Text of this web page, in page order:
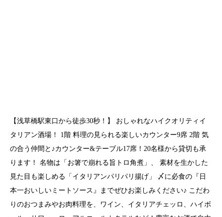
【浅草橋駅東口から徒歩30秒！】 おしゃれなハイクオリティイ
タリアン酒場！ 1階 料理の見られる楽しいカウンター9席 2階 気
の合う仲間と♪カウンター&テーブル17席！20名様から貸切も承
ります！ 名物は「お箸で崩れる旨トロ角煮」、 素材を生かした
見た目も楽しめる「イタリアンパリパリ揚げ」 〆に必食の『日
本一おいしいミートソース』までぜひお楽しみください♪ こだわ
りのおつまみやお肉料理を、ワイン、イタリアチェッロ、ハイボ